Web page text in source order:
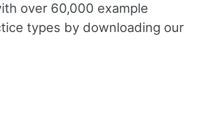
over 60,000 example
types by downloading our